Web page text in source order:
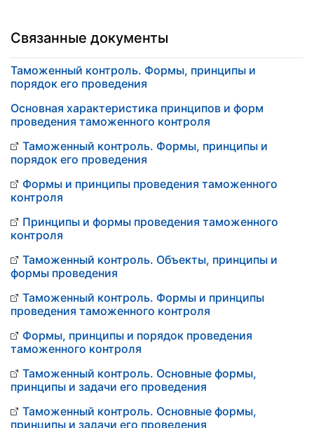
Связанные документы
Таможенный контроль. Формы, принципы и
порядок его проведения
Основная характеристика принципов и форм
проведения таможенного контроля
Таможенный контроль. Формы, принципы и
порядок его проведения
Формы и принципы проведения таможенного
контроля
Принципы и формы проведения таможенного
контроля
Таможенный контроль. Объекты, принципы и
формы проведения
Таможенный контроль. Формы и принципы
проведения таможенного контроля
Формы, принципы и порядок проведения
таможенного контроля
Таможенный контроль. Основные формы,
принципы и задачи его проведения
Таможенный контроль. Основные формы,
принципы и задачи его проведения